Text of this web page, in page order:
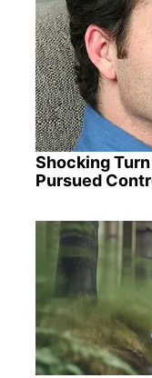
Shocking
Pursued